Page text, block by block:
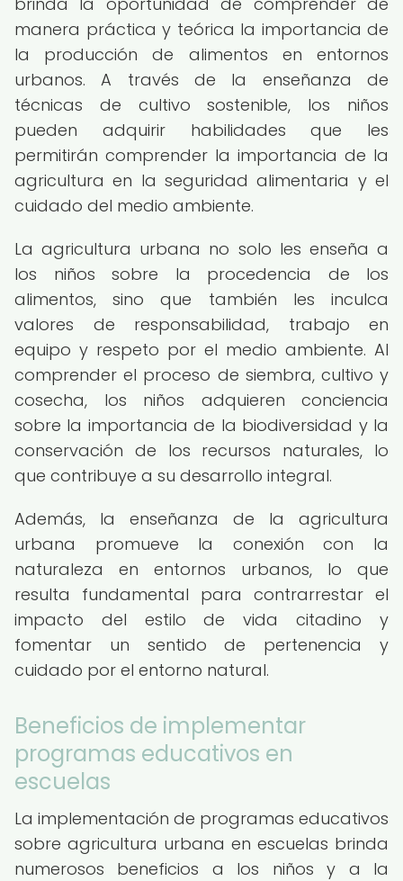
manera práctica y teórica la importancia de
la producción de alimentos en entornos
urbanos. A través de la enseñanza de
técnicas de cultivo sostenible, los niños
pueden adquirir habilidades que les
permitirán comprender la importancia de la
agricultura en la seguridad alimentaria y el
cuidado del medio ambiente.
La agricultura urbana no solo les enseña a
los niños sobre la procedencia de los
alimentos, sino que también les inculca
valores de responsabilidad, trabajo en
equipo y respeto por el medio ambiente. Al
comprender el proceso de siembra, cultivo y
cosecha, los niños adquieren conciencia
sobre la importancia de la biodiversidad y la
conservación de los recursos naturales, lo
que contribuye a su desarrollo integral.
Además, la enseñanza de la agricultura
urbana promueve la conexión con la
naturaleza en entornos urbanos, lo que
resulta fundamental para contrarrestar el
impacto del estilo de vida citadino y
fomentar un sentido de pertenencia y
cuidado por el entorno natural.
Beneficios de implementar
programas educativos en
escuelas
La implementación de programas educativos
sobre agricultura urbana en escuelas brinda
numerosos beneficios a los niños y a la